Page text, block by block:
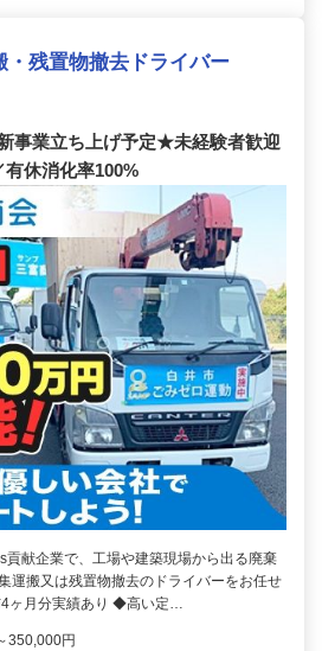
・残置物撤去ドライバー
事業立ち上げ予定★未経験者歓迎
有休消化率100%
貢献企業で、工場や建築現場から出る廃棄
運搬又は残置物撤去のドライバーをお任せ
ヶ月分実績あり ◆高い定…
350,000円